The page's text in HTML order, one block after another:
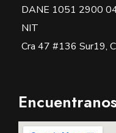
DANE 1051 2900
NIT
Cra 47 #136 Sur19,